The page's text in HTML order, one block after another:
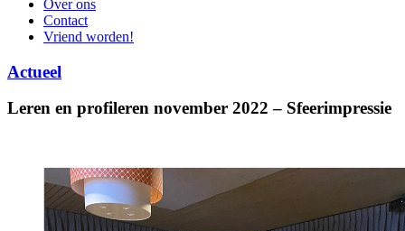
Over ons
Contact
Vriend worden!
Actueel
Leren en profileren november 2022 – Sfeerimpressie